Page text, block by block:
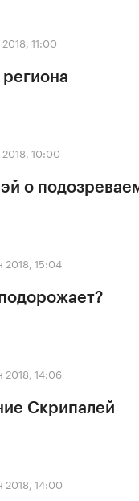
11:00
региона
2018, 10:00
о
2018, 15:04
2018, 14:06
Скрипалей
2018, 14:00